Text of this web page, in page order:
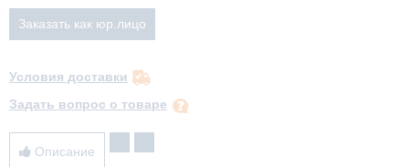
Условия доставки
Задать вопрос о товаре
Описание